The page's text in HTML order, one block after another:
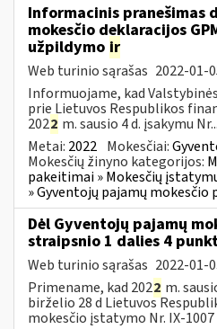
Informacinis pranešimas
mokesčio deklaracijos
užpildymo ir
Web turinio sąrašas 2022-01-
Informuojame, kad Valstybinės
prie Lietuvos Respublikos
2022 m. sausio 4 d. įsakymu
Metai: 2022 Mokesčiai:
Mokesčių žinyno kategorijos:
pakeitimai » Mokesčių
» Gyventojų pajamų mokesčio
Dėl Gyventojų pajamų
straipsnio 1 dalies 4
Web turinio sąrašas 2022-01-
Primename, kad 2022 m.
birželio 28 d Lietuvos
mokesčio įstatymo Nr. IX-1007